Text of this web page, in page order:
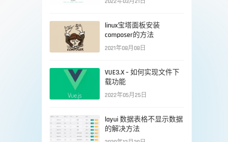
linux宝塔面板安装
composer的方法
2021年08月08日
VUE3.X – 如何实现文件下
载功能
2022年05月25日
layui 数据表格不显示数据
的解决方法